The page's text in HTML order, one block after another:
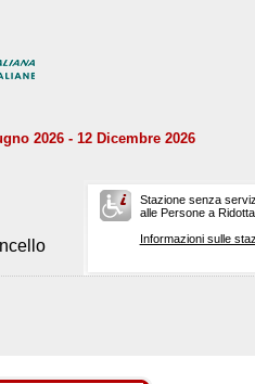
2026 - 12 Dicembre 2026
Stazione senza
alle Persone a
Informazioni sulle